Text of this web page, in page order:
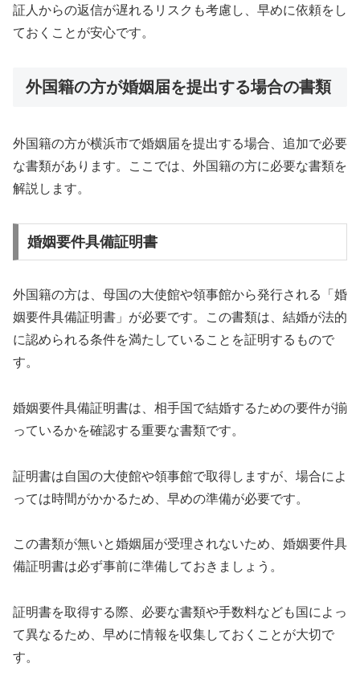
証人からの返信が遅れるリスクも考慮し、早めに依頼をし
ておくことが安心です。
外国籍の方が婚姻届を提出する場合の書類
外国籍の方が横浜市で婚姻届を提出する場合、追加で必要
な書類があります。ここでは、外国籍の方に必要な書類を
解説します。
婚姻要件具備証明書
外国籍の方は、母国の大使館や領事館から発行される「婚
姻要件具備証明書」が必要です。この書類は、結婚が法的
に認められる条件を満たしていることを証明するもので
す。
婚姻要件具備証明書は、相手国で結婚するための要件が揃
っているかを確認する重要な書類です。
証明書は自国の大使館や領事館で取得しますが、場合によ
っては時間がかかるため、早めの準備が必要です。
この書類が無いと婚姻届が受理されないため、婚姻要件具
備証明書は必ず事前に準備しておきましょう。
証明書を取得する際、必要な書類や手数料なども国によっ
て異なるため、早めに情報を収集しておくことが大切で
す。